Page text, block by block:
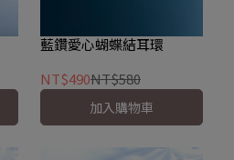
藍鑽愛心蝴蝶結耳環
NT$490NT$580
加入購物車